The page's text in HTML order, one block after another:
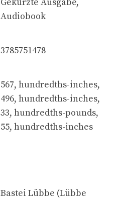
Audiobook
3785751478
567, hundredths-inches,
496, hundredths-inches,
33, hundredths-pounds,
55, hundredths-inches
Bastei Lübbe (Lübbe